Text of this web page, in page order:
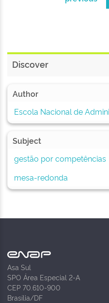
Discover
Author
Escola Nacional de
Subject
gestão por competências
mesa-redonda
Asa Sul
SPO Área Especial 2-A
CEP 70.610-900
Brasília/DF